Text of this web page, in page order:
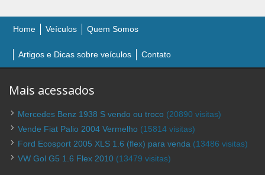
Home Veículos Quem Somos
Artigos e Dicas sobre veículos Contato
Mais acessados
Mercedes Benz 1938 S vendo ou troco (20890 visitas)
Vende Fiat Palio 2004 Vermelho (15814 visitas)
Ford Ecosport 2005 XLS 1.6 (flex) para venda (13486 visitas)
VW Gol G5 1.6 Flex 2010 (13479 visitas)